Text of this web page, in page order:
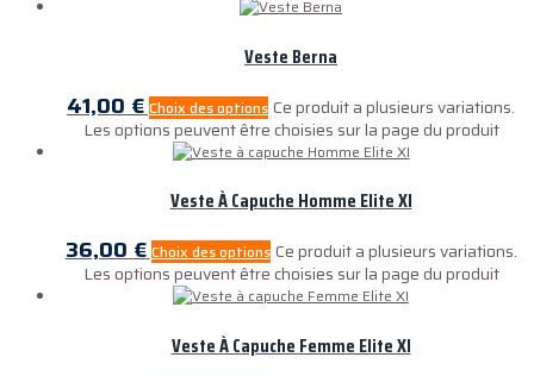
Veste Berna
41,00€ Choix des options Ce produit a plusieurs variations.
Les options peuvent être choisies sur la page du produit
Veste À Capuche Homme Elite XI
36,00€ Choix des options Ce produit a plusieurs variations.
Les options peuvent être choisies sur la page du produit
Veste À Capuche Femme Elite XI